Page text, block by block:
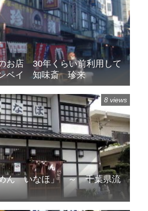
お店 30年くらい前利用して
ベイ 知味斎 珍来
めん いなほ」 ～ 千葉県流
8 views